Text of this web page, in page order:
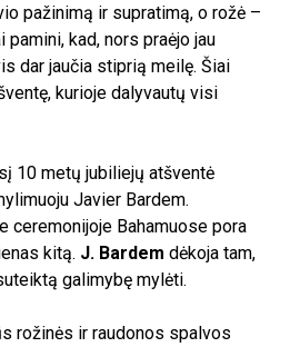
pažinimą ir supratimą, o rožė –
pamini, kad, nors praėjo jau
dar jaučia stiprią meilę. Šiai
kurioje dalyvautų visi
10 metų jubiliejų atšventė
Javier Bardem.
ceremonijoje Bahamuose pora
kitą. J. Bardem dėkoja tam,
galimybę mylėti.
rožinės ir raudonos spalvos